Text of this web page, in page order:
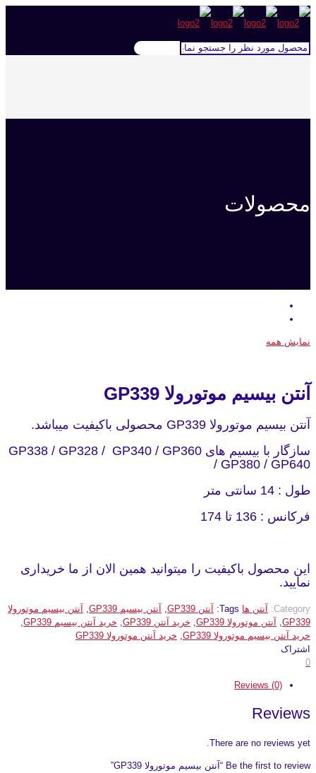
محصولات
نمایش همه
آنتن بیسیم موتورولا GP339
آنتن بیسیم موتورولا GP339 محصولی باکیفیت میباشد.
سازگار با بیسیم های GP338 / GP328 / GP340 / GP360
/ GP380 / GP640
طول : 14 سانتی متر
فرکانس : 136 تا 174
این محصول باکیفیت را میتوانید همین الان از ما خریداری
نمایید.
Category: آنتن ها Tags: آنتن GP339 , آنتن بیسیم GP339 ,
آنتن بیسیم موتورولا
GP339
, آنتن موتورولا GP339 , خرید آنتن GP339 , خرید آنتن بیسیم GP339
,
خرید آنتن بیسیم موتورولا GP339
, خرید آنتن موتورولا GP339
اشتراک
0
Reviews (0)
Reviews
There are no reviews yet.
Be the first to review “آنتن بیسیم موتورولا GP339”